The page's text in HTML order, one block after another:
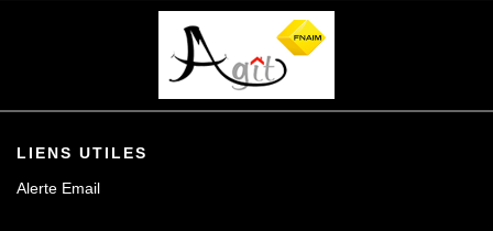
LIENS UTILES
Alerte Email